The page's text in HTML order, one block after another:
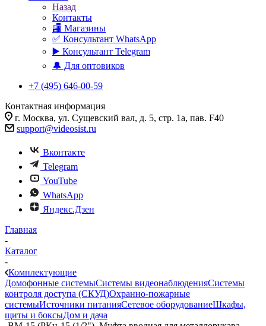
Назад
Контакты
🏬 Магазины
✅️ Консультант WhatsApp
▶️ Консультант Telegram
🔔 Для оптовиков
+7 (495) 646-00-59
Контактная информация
г. Москва, ул. Сущевский вал, д. 5, стр. 1а, пав. F40
support@videosist.ru
Вконтакте
Telegram
YouTube
WhatsApp
Яндекс.Дзен
Главная
-
Каталог
-
Комплектующие
Домофонные системыСистемы видеонаблюденияСистемы
контроля доступа (СКУД)Охранно-пожарные
системыИсточники питанияСетевое оборудованиеШкафы,
щиты и боксыДом и дача